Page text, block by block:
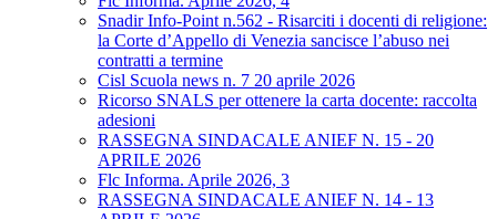
Snadir Info-Point n.562 - Risarciti i docenti di religione:
la Corte d’Appello di Venezia sancisce l’abuso nei
contratti a termine
Cisl Scuola news n. 7 20 aprile 2026
Ricorso SNALS per ottenere la carta docente: raccolta
adesioni
RASSEGNA SINDACALE ANIEF N. 15 - 20
APRILE 2026
Flc Informa. Aprile 2026, 3
RASSEGNA SINDACALE ANIEF N. 14 - 13